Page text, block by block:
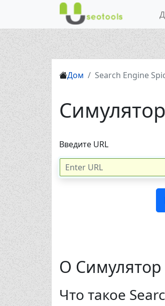
Дом Search Engine
Введите URL
О Симулятор
Что такое